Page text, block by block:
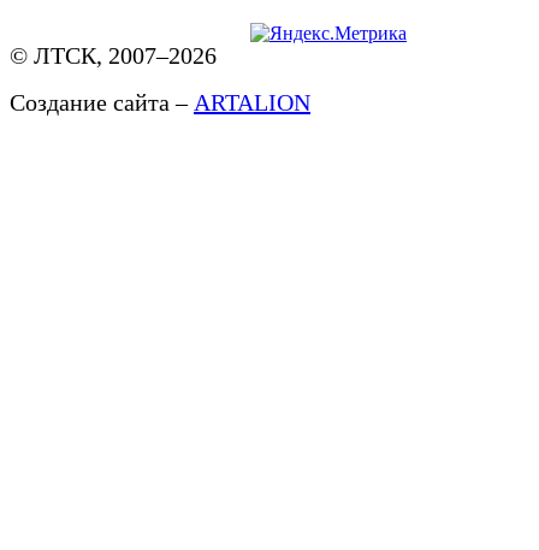
© ЛТСК, 2007–2026
Создание сайта – ARTALION